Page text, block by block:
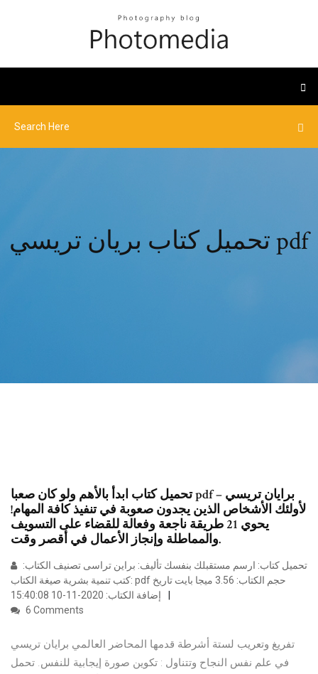
تحميل كتاب بريان تريسي pdf
تحميل كتاب ابدأ بالأهم ولو كان صعبا pdf – برايان تريسي
لأولئك الأشخاص الذين يجدون صعوبة في تنفيذ كافة المهام!
يحوي 21 طريقة ناجعة وفعالة للقضاء على التسويف
والمماطلة وإنجاز الأعمال في أقصر وقت.
كتب تنمية بشرية صيغة الكتاب: pdf حجم الكتاب: 3.56 ميجا بايت تاريخ
إضافة الكتاب: 2020-11-10 15:40:08
6 Comments
تفريغ وتعريب لستة أشرطة قدمها المحاضر العالمي برايان تريسي
في علم نفس النجاح وتتناول : تكوين صورة إيجابية للنفس. تحمل